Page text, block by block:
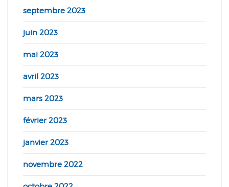
septembre 2023
juin 2023
mai 2023
avril 2023
mars 2023
février 2023
janvier 2023
novembre 2022